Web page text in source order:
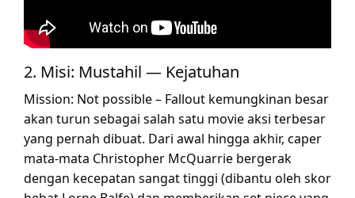
2. Misi: Mustahil — Kejatuhan
Mission: Not possible – Fallout kemungkinan besar
akan turun sebagai salah satu movie aksi terbesar
yang pernah dibuat. Dari awal hingga akhir, caper
mata-mata Christopher McQuarrie bergerak
dengan kecepatan sangat tinggi (dibantu oleh skor